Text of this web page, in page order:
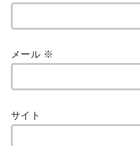
メール ※
サイト